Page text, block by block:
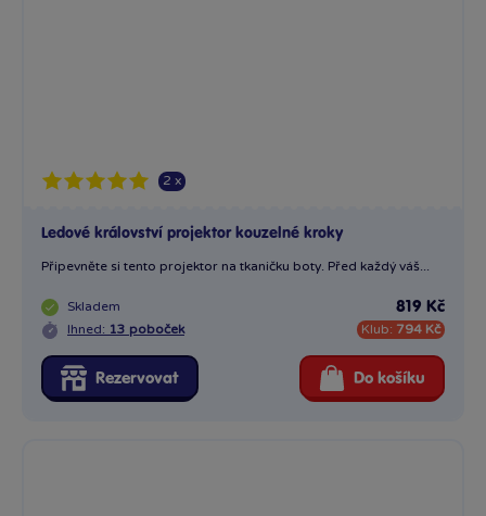
2 x
Ledové království projektor kouzelné kroky
Připevněte si tento projektor na tkaničku boty. Před každý váš...
Skladem
Ihned: 13 poboček
819 Kč
Klub: 794 Kč
Rezervovat Do košíku